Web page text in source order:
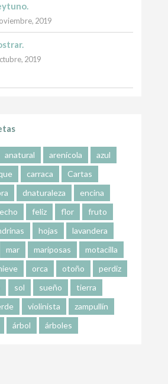
2019
2019
anatural arenícola
azul
carraca
Cartas
dnaturaleza
encina
feliz flor
fruto
hojas
lavandera
mar mariposas
motacilla
orca otoño
perdiz
sol sueño
tierra
violinista
zampullín
árbol árboles